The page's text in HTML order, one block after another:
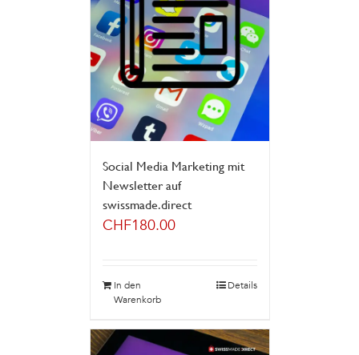
Social Media Marketing mit
Newsletter auf
swissmade.direct
CHF180.00
In den
Warenkorb
Details